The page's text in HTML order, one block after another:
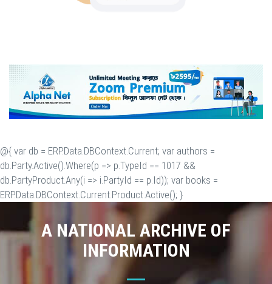
@{ var db = ERP.Data.DBContext.Current; var authors =
db.Party.Active().Where(p => p.TypeId == 1017 &&
db.PartyProduct.Any(i => i.PartyId == p.Id)); var books =
ERP.Data.DBContext.Current.Product.Active(); }
A NATIONAL ARCHIVE OF
INFORMATION